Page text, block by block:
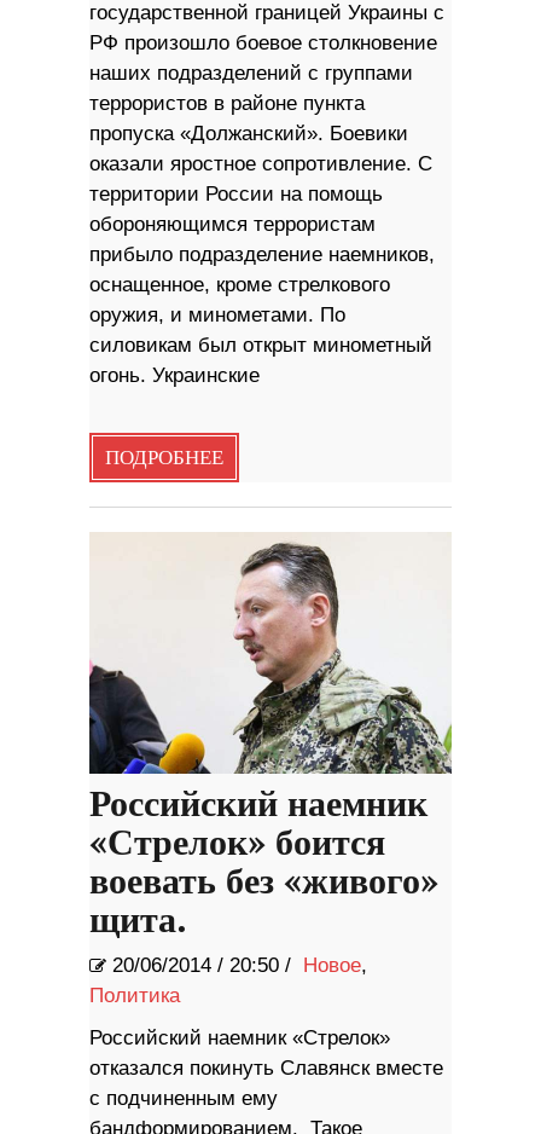
государственной границей Украины с
РФ произошло боевое столкновение
наших подразделений с группами
террористов в районе пункта
пропуска «Должанский». Боевики
оказали яростное сопротивление. С
территории России на помощь
обороняющимся террористам
прибыло подразделение наемников,
оснащенное, кроме стрелкового
оружия, и минометами. По
силовикам был открыт минометный
огонь. Украинские
ПОДРОБНЕЕ
Российский наемник
«Стрелок» боится
воевать без «живого»
щита.
20/06/2014 / 20:50 / Новое,
Политика
Российский наемник «Стрелок»
отказался покинуть Славянск вместе
с подчиненным ему
бандформированием. Такое